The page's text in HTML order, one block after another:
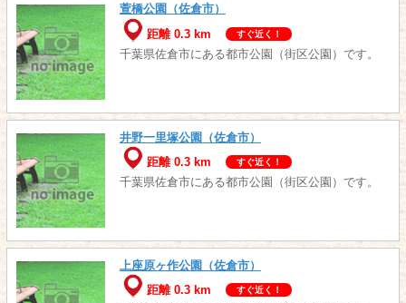
萱橋公園（佐倉市）
距離 0.3 km
すぐ近く！
千葉県佐倉市にある都市公園（街区公園）です。
井野一里塚公園（佐倉市）
距離 0.3 km
すぐ近く！
千葉県佐倉市にある都市公園（街区公園）です。
上座原ヶ作公園（佐倉市）
距離 0.3 km
すぐ近く！